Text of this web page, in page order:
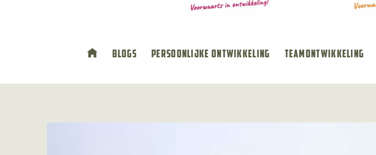
Blogs Persoonlijke ontwikkeling Teamontwikkeling